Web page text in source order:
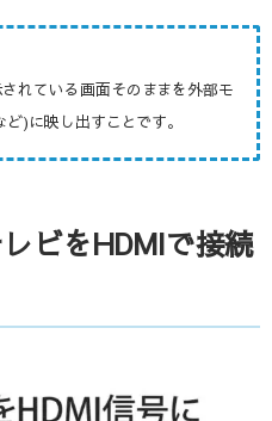
れている画面そのままを外部モ
)に映し出すことです。
ビをHDMIで接続